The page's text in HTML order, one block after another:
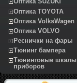
Оптика TOYOTA
Оптика VolksWagen
Оптика VOLVO
Реснички на фары
Тюнинг бампера
Тюнинговые шкалы
приборов